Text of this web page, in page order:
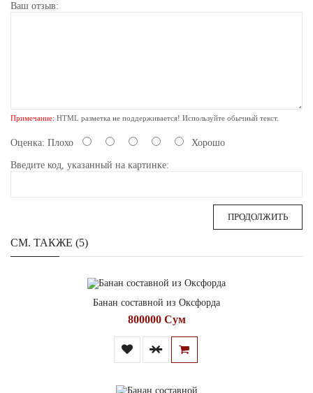
Ваш отзыв:
Примечание: HTML разметка не поддерживается! Используйте обычный текст.
Оценка: Плохо Хорошо
Введите код, указанный на картинке:
ПРОДОЛЖИТЬ
СМ. ТАКЖЕ (5)
Банан составной из Оксфорда
800000 Сум